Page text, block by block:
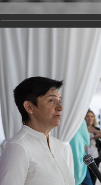
Версия для
Новости